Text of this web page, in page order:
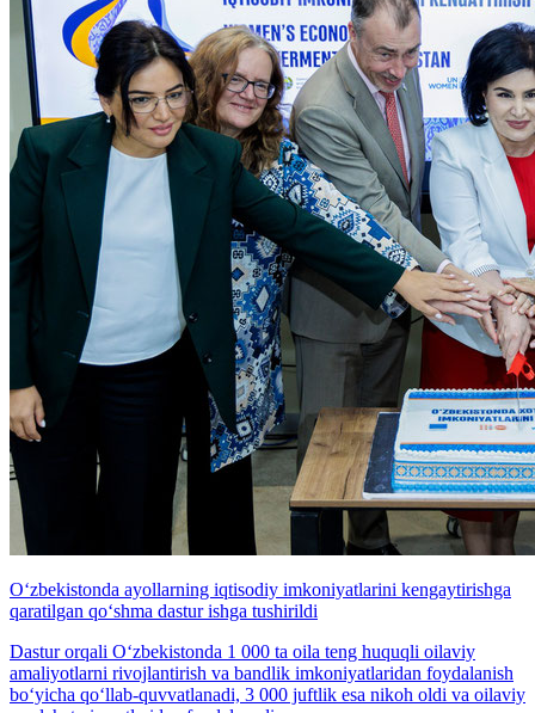
O‘zbekistonda ayollarning iqtisodiy imkoniyatlarini kengaytirishga
qaratilgan qo‘shma dastur ishga tushirildi
Dastur orqali O‘zbekistonda 1 000 ta oila teng huquqli oilaviy
amaliyotlarni rivojlantirish va bandlik imkoniyatlaridan foydalanish
bo‘yicha qo‘llab-quvvatlanadi, 3 000 juftlik esa nikoh oldi va oilaviy